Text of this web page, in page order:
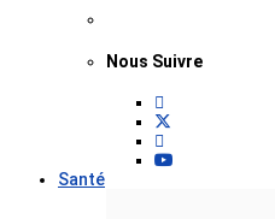
Nous Suivre
Santé